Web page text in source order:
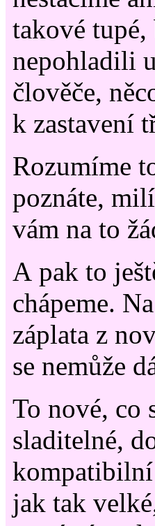
takové
nepohladili
člověče,
k zastavení
Rozumíme
poznáte,
vám na to
A pak to
chápeme.
záplata z
se nemůže
To nové, co
sladitelné,
jak tak